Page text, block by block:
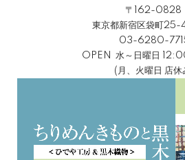
〒162-0828
東京都新宿区袋町
03-6280-
OPEN 水～日曜日
(月、火曜日 店休